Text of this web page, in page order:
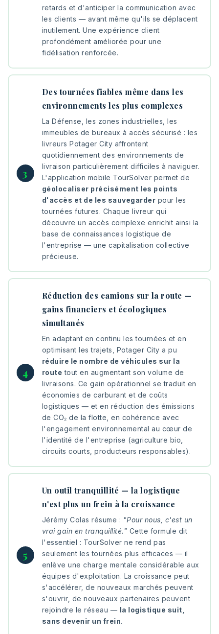
retards et d'anticiper la communication avec
les clients — avant même qu'ils se déplacent
inutilement. Une expérience client
profondément améliorée pour une
fidélisation renforcée.
Des tournées fiables même dans les
environnements les plus complexes
La Défense, les zones industrielles, les
immeubles de bureaux à accès sécurisé : les
livreurs Potager City affrontent
quotidiennement des environnements de
livraison particulièrement difficiles à naviguer.
L'application mobile TourSolver permet de
géolocaliser précisément les points
d'accès et de les sauvegarder pour les
tournées futures. Chaque livreur qui
découvre un accès complexe enrichit ainsi la
base de connaissances logistique de
l'entreprise — une capitalisation collective
précieuse.
Réduction des camions sur la route —
gains financiers et écologiques
simultanés
En adaptant en continu les tournées et en
optimisant les trajets, Potager City a pu
réduire le nombre de véhicules sur la
route tout en augmentant son volume de
livraisons. Ce gain opérationnel se traduit en
économies de carburant et de coûts
logistiques — et en réduction des émissions
de CO₂ de la flotte, en cohérence avec
l'engagement environnemental au cœur de
l'identité de l'entreprise (agriculture bio,
circuits courts, producteurs responsables).
Un outil tranquillité — la logistique
n'est plus un frein à la croissance
Jérémy Colas résume : "Pour nous, c'est un
vrai gain en tranquillité." Cette formule dit
l'essentiel : TourSolver ne rend pas
seulement les tournées plus efficaces — il
enlève une charge mentale considérable aux
équipes d'exploitation. La croissance peut
s'accélérer, de nouveaux marchés peuvent
s'ouvrir, de nouveaux partenaires peuvent
rejoindre le réseau — la logistique suit,
sans devenir un frein.